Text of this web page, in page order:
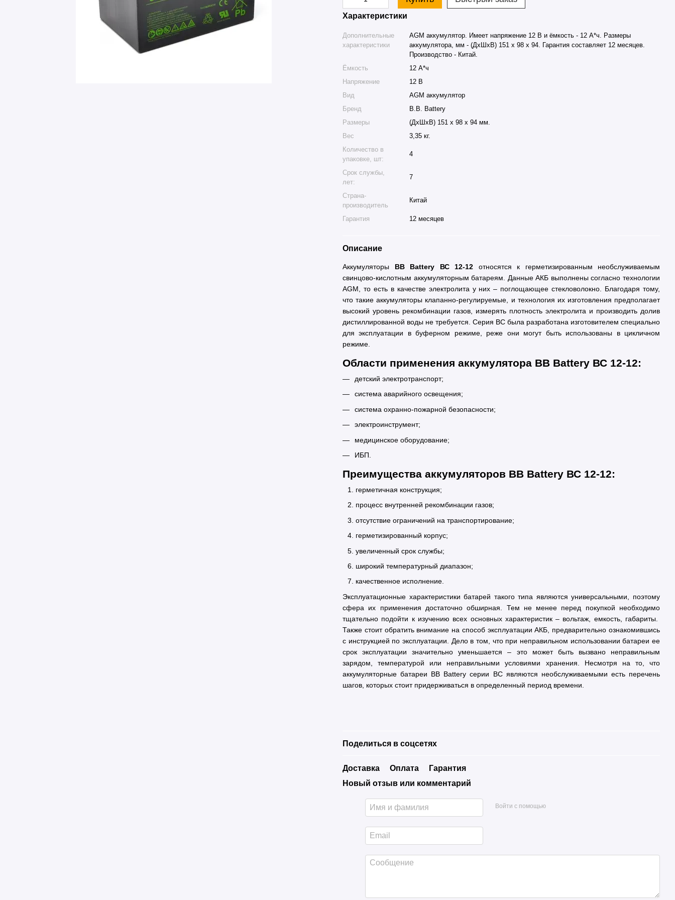
Характеристики
Дополнительные
характеристики
AGM аккумулятор. Имеет напряжение 12 В и ёмкость - 12 А*ч. Размеры
аккумулятора, мм - (ДхШхВ) 151 х 98 х 94. Гарантия составляет 12 месяцев.
Производство - Китай.
Ёмкость
12 А*ч
Напряжение
12 В
Вид
AGM аккумулятор
Бренд
B.B. Battery
Размеры
(ДхШхВ) 151 х 98 х 94 мм.
Вес
3,35 кг.
Количество в
упаковке, шт:
4
Срок службы,
лет:
7
Страна-
производитель
Китай
Гарантия 12 месяцев
Описание
Аккумуляторы BB Battery ВС 12-12 относятся к герметизированным необслуживаемым
свинцово-кислотным аккумуляторным батареям. Данные АКБ выполнены согласно технологии
AGM, то есть в качестве электролита у них – поглощающее стекловолокно. Благодаря тому,
что такие аккумуляторы клапанно-регулируемые, и технология их изготовления предполагает
высокий уровень рекомбинации газов, измерять плотность электролита и производить долив
дистиллированной воды не требуется. Серия ВС была разработана изготовителем специально
для эксплуатации в буферном режиме, реже они могут быть использованы в цикличном
режиме.
Области применения аккумулятора BB Battery ВС 12-12:
детский электротранспорт;
система аварийного освещения;
система охранно-пожарной безопасности;
электроинструмент;
медицинское оборудование;
ИБП.
Преимущества аккумуляторов BB Battery ВС 12-12:
герметичная конструкция;
процесс внутренней рекомбинации газов;
отсутствие ограничений на транспортирование;
герметизированный корпус;
увеличенный срок службы;
широкий температурный диапазон;
качественное исполнение.
Эксплуатационные характеристики батарей такого типа являются универсальными, поэтому
сфера их применения достаточно обширная. Тем не менее перед покупкой необходимо
тщательно подойти к изучению всех основных характеристик – вольтаж, емкость, габариты.
Также стоит обратить внимание на способ эксплуатации АКБ, предварительно ознакомившись
с инструкцией по эксплуатации. Дело в том, что при неправильном использовании батареи ее
срок эксплуатации значительно уменьшается – это может быть вызвано неправильным
зарядом, температурой или неправильными условиями хранения. Несмотря на то, что
аккумуляторные батареи BB Battery серии ВС являются необслуживаемыми есть перечень
шагов, которых стоит придерживаться в определенный период времени.
Поделиться в соцсетях
Доставка Оплата
Гарантия
Новый отзыв или комментарий
Войти с помощью